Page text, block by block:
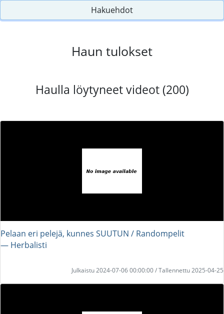
Hakuehdot
Haun tulokset
Haulla löytyneet videot (200)
Pelaan eri pelejä, kunnes SUUTUN / Randompelit
― Herbalisti
Julkaistu 2024-07-06 00:00:00 / Tallennettu 2025-04-25